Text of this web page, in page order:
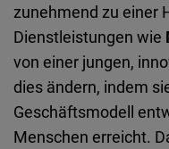
zunehmend zu einer
Dienstleistungen wie
von einer jungen,
dies ändern, indem
Geschäftsmodell
Menschen erreicht.
Flickr
Embed
Newsletter2go
Embed